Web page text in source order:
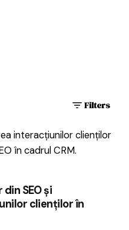
Filters
SEO și
clienților în